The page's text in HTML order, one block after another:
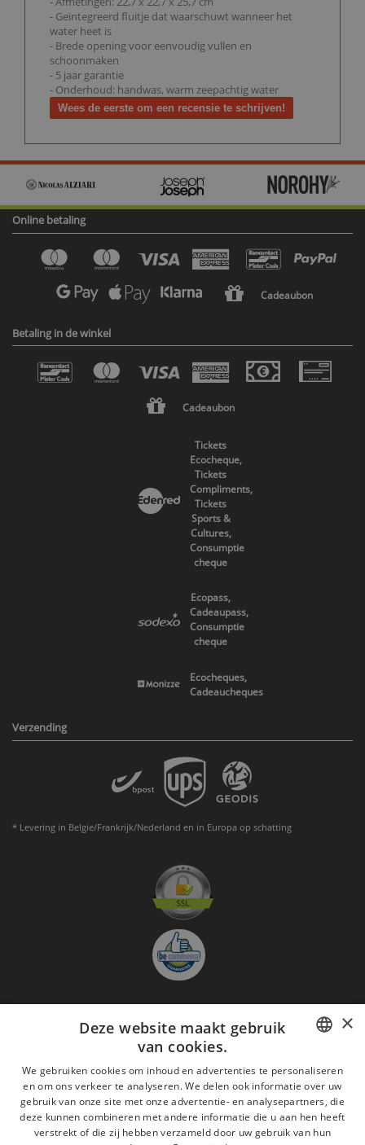
- Geïntegreerd fluitje dat waarschuwt wanneer het
water heet is
- Brede opening voor eenvoudig vullen en
schoonmaken
- 5 jaar garantie
- Onderhoud: handwas, warm zeepachtig water
Wees de eerste om een recensie te schrijven!
Online betaling
Cadeaubon
Betaling in de winkel
Cadeaubon
Tickets
Ecocheque,
Tickets
Compliments,
Tickets
Sports &
Cultures,
Consumptie
cheque
Ecopass,
Cadeaupass,
Consumptie
cheque
Ecocheques,
Cadeaucheques
Verzending
* Levering in Belgie/Frankrijk/Nederland en in Europa op schatting
Aanmelden nieuwsbrief
GO
Ik ga akkoord metde Wettelijke vermeldingen
Alle merken
Algemene verkoopsvoorwaarden
FRENCH
ENGLISH
×
Deze website maakt gebruik
van cookies.
We gebruiken cookies om inhoud en advertenties te personaliseren
en om ons verkeer te analyseren. We delen ook informatie over uw
gebruik van onze site met onze advertentie- en analysepartners, die
deze kunnen combineren met andere informatie die u aan hen heeft
verstrekt of die zij hebben verzameld door uw gebruik van hun